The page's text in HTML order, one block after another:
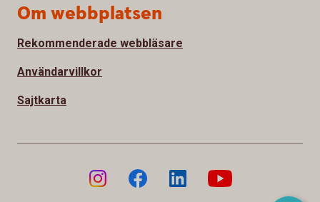
Om webbplatsen
Rekommenderade webbläsare
Användarvillkor
Sajtkarta